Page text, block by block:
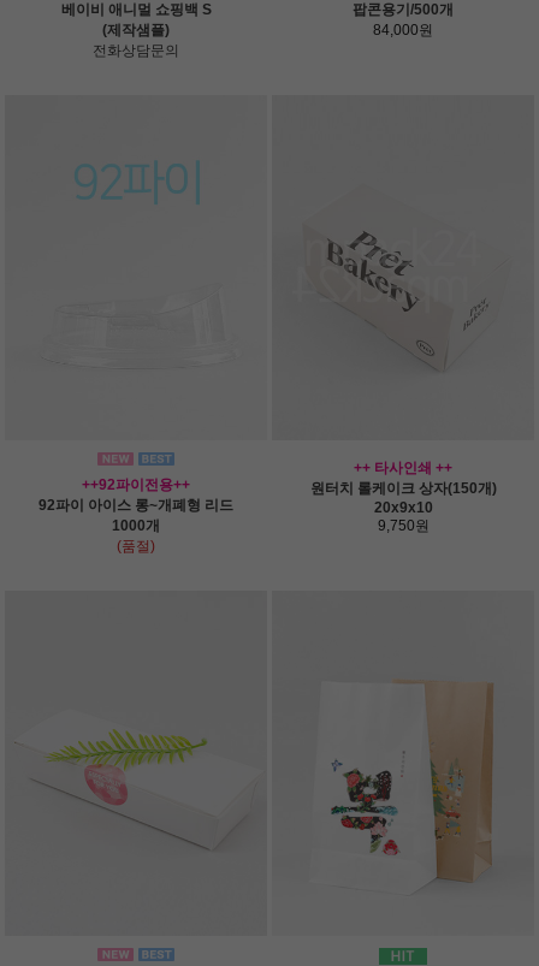
베이비 애니멀 쇼핑백 S
(제작샘플)
전화상담문의
팝콘용기/500개
84,000원
++92파이전용++
92파이 아이스 롱~개폐형 리드
1000개
(품절)
++ 타사인쇄 ++
원터치 롤케이크 상자(150개)
20x9x10
9,750원